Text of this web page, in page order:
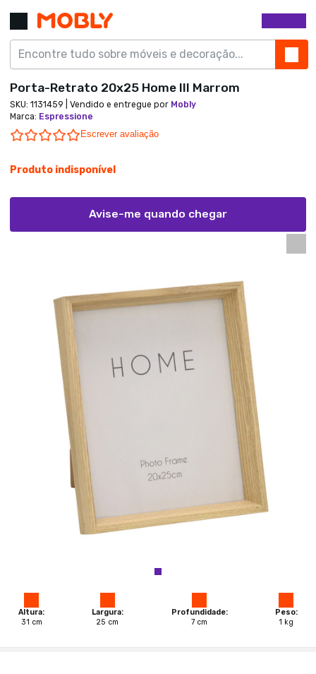
Altura:
31 cm
Largura:
25 cm
Profundidade:
7 cm
Peso:
1 kg
Porta-Retrato 20x25 Home III Marrom
SKU: 1131459 | Vendido e entregue por Mobly
Marca: Espressione
0.0 star rating
Escrever avaliação
Produto indisponível
Avise-me quando chegar